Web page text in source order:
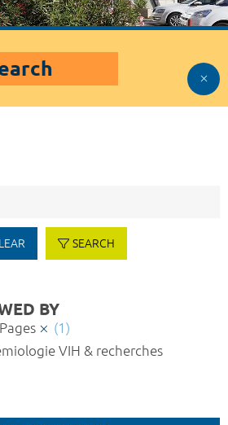
SEARCH
BY
(1)
VIH & recherches